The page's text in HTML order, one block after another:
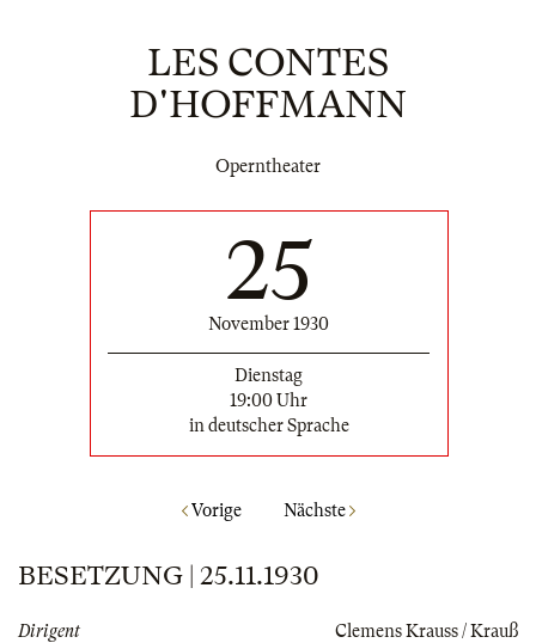
LES CONTES
D'HOFFMANN
Operntheater
25
November 1930
Dienstag
19:00 Uhr
in deutscher Sprache
Vorige Nächste
BESETZUNG | 25.11.1930
Dirigent
Clemens Krauss / Krauß